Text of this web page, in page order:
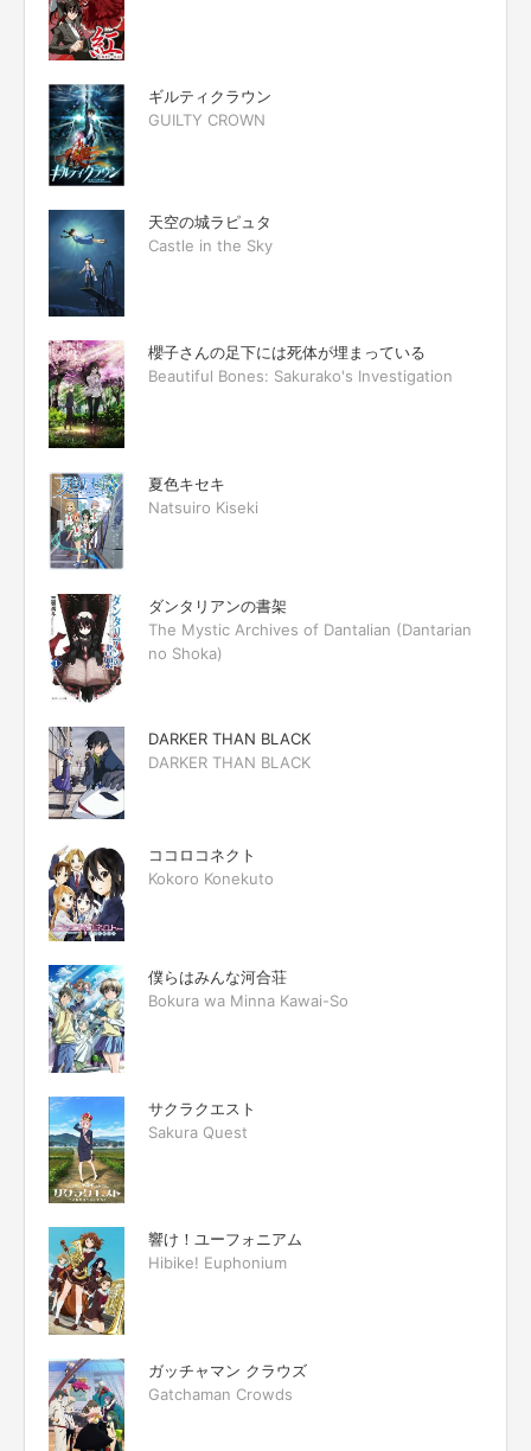
ギルティクラウン
GUILTY CROWN
天空の城ラピュタ
Castle in the Sky
櫻子さんの足下には死体が埋まっている
Beautiful Bones: Sakurako's Investigation
夏色キセキ
Natsuiro Kiseki
ダンタリアンの書架
The Mystic Archives of Dantalian (Dantarian
no Shoka)
DARKER THAN BLACK
DARKER THAN BLACK
ココロコネクト
Kokoro Konekuto
僕らはみんな河合荘
Bokura wa Minna Kawai-So
サクラクエスト
Sakura Quest
響け！ユーフォニアム
Hibike! Euphonium
ガッチャマン クラウズ
Gatchaman Crowds